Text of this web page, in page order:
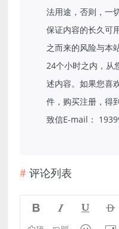
法用途，否则，一
保证内容的长久可
之而来的风险与本
24个小时之内，从
述内容。如果您喜
件，购买注册，得
致信E-mail：
评论列表
   